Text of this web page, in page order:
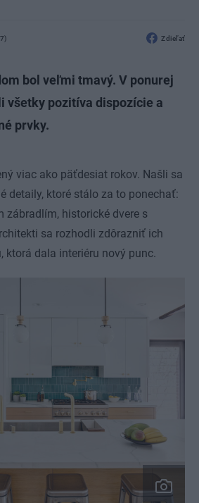
Zdieľať
bol veľmi tmavý. V ponurej
všetky pozitíva dispozície a
prvky.
viac ako päťdesiat rokov. Našli sa
detaily, ktoré stálo za to ponechať:
zábradlím, historické dvere s
sa rozhodli zdôrazniť ich
ktorá dala interiéru nový punc.